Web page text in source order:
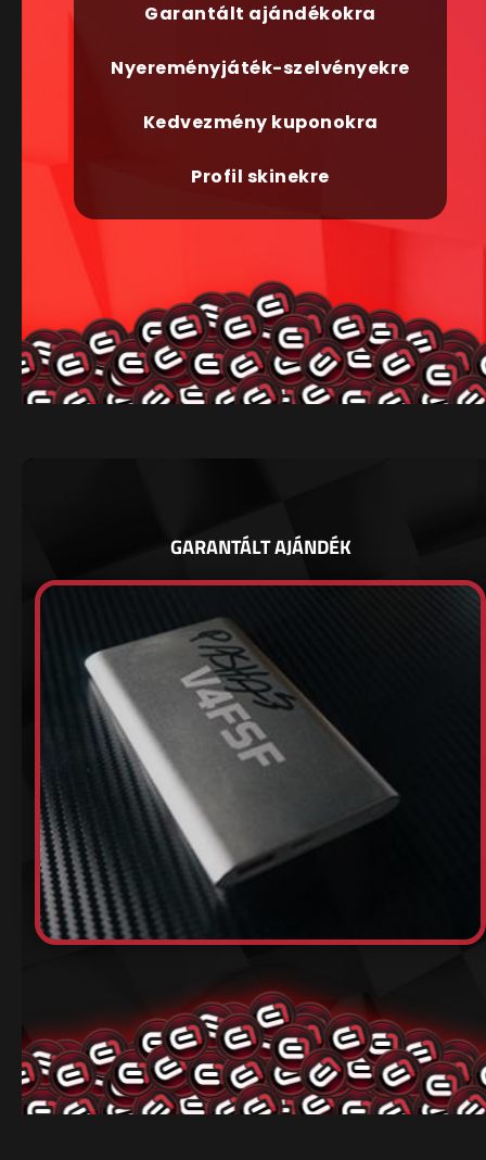
Garantált ajándékokra
Nyereményjáték-szelvényekre
Kedvezmény kuponokra
Profil skinekre
GARANTÁLT AJÁNDÉK